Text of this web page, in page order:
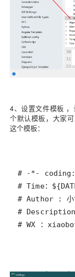
4、设置文件模板
个默认模板，大家
这个模板：
# WX ：